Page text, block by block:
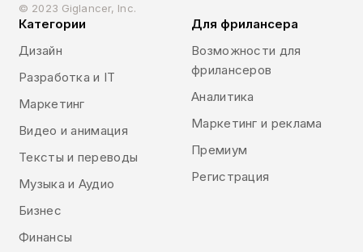
© 2023 Giglancer, Inc.
Категории
Дизайн
Разработка и IT
Маркетинг
Видео и анимация
Тексты и переводы
Музыка и Аудио
Бизнес
Финансы
Для фрилансера
Возможности для
фрилансеров
Аналитика
Маркетинг и реклама
Премиум
Регистрация